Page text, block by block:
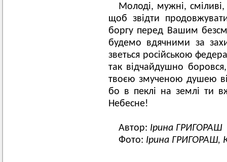
Молоді, мужні,
щоб звідти
боргу перед Вашим
будемо вдячними за
зветься російською
так відчайдушно
твоєю змученою душею
бо в пеклі на землі ти
Небесне!
Автор: Ірина ГРИГОРАШ
Фото: Ірина ГРИГОРАШ,